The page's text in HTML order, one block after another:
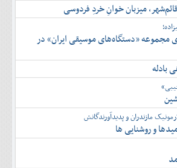
میزبان خوانِ خردِ فردوسی
مجموعه «دستگاه‌های موسیقی ایران» در
بادله
مازندران و پدیدآورندگانش
و روشنایی ها